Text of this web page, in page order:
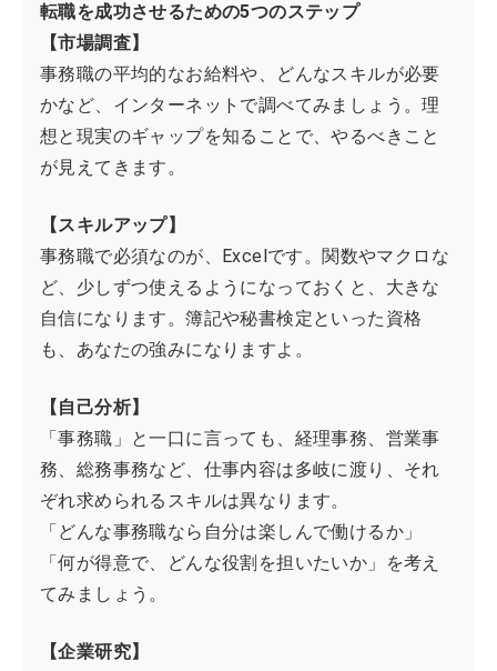
転職を成功させるための5つのステップ
【市場調査】
事務職の平均的なお給料や、どんなスキルが必要
かなど、インターネットで調べてみましょう。理
想と現実のギャップを知ることで、やるべきこと
が見えてきます。
【スキルアップ】
事務職で必須なのが、Excelです。関数やマクロな
ど、少しずつ使えるようになっておくと、大きな
自信になります。簿記や秘書検定といった資格
も、あなたの強みになりますよ。
【自己分析】
「事務職」と一口に言っても、経理事務、営業事
務、総務事務など、仕事内容は多岐に渡り、それ
ぞれ求められるスキルは異なります。
「どんな事務職なら自分は楽しんで働けるか」
「何が得意で、どんな役割を担いたいか」を考え
てみましょう。
【企業研究】